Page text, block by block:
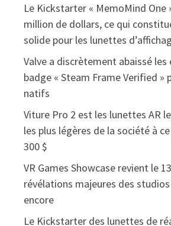
Le Kickstarter « MemoMind One
million de dollars, ce qui
solide pour les lunettes
Valve a discrètement abaissé les
badge « Steam Frame Verified »
natifs
Viture Pro 2 est les lunettes AR
les plus légères de la société à
300 $
VR Games Showcase revient le
révélations majeures des
encore
Le Kickstarter des lunettes de